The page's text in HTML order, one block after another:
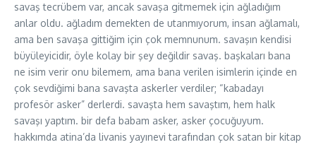
savaş tecrübem var, ancak savaşa gitmemek için ağladığım
anlar oldu. ağladım demekten de utanmıyorum, insan ağlamalı,
ama ben savaşa gittiğim için çok memnunum. savaşın kendisi
büyüleyicidir, öyle kolay bir şey değildir savaş. başkaları bana
ne isim verir onu bilemem, ama bana verilen isimlerin içinde en
çok sevdiğimi bana savaşta askerler verdiler; “kabadayı
profesör asker” derlerdi. savaşta hem savaştım, hem halk
savaşı yaptım. bir defa babam asker, asker çocuğuyum.
hakkımda atina’da livanis yayınevi tarafından çok satan bir kitap